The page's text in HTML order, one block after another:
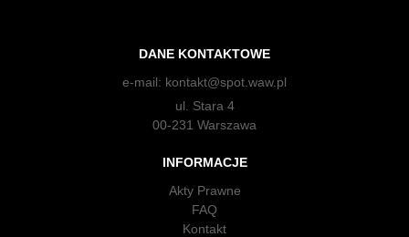
DANE KONTAKTOWE
e-mail: kontakt@spot.waw.pl
ul. Stara 4
00-231 Warszawa
INFORMACJE
Akty Prawne
FAQ
Kontakt